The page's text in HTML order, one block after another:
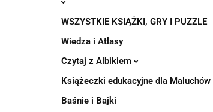
WSZYSTKIE KSIĄŻKI, GRY I PUZZLE
Wiedza i Atlasy
Czytaj z Albikiem
Książeczki edukacyjne dla Maluchów
Baśnie i Bajki